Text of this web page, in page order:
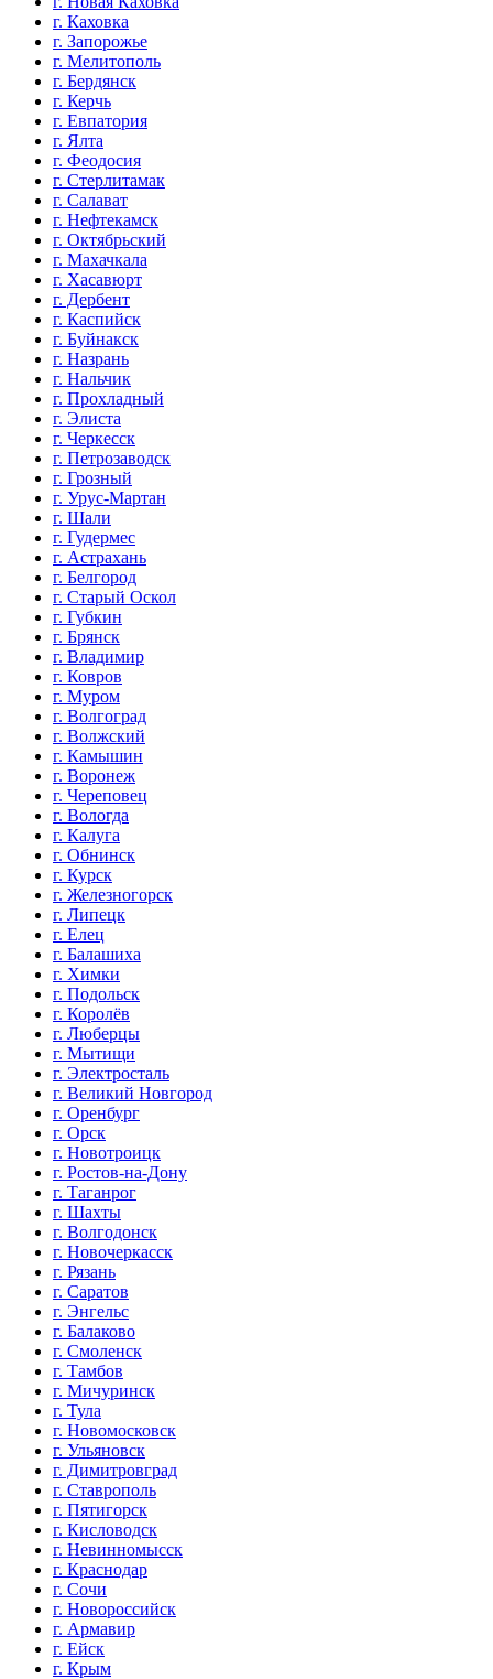
г. Каховка
г. Запорожье
г. Мелитополь
г. Бердянск
г. Керчь
г. Евпатория
г. Ялта
г. Феодосия
г. Стерлитамак
г. Салават
г. Нефтекамск
г. Октябрьский
г. Махачкала
г. Хасавюрт
г. Дербент
г. Каспийск
г. Буйнакск
г. Назрань
г. Нальчик
г. Прохладный
г. Элиста
г. Черкесск
г. Петрозаводск
г. Грозный
г. Урус-Мартан
г. Шали
г. Гудермес
г. Астрахань
г. Белгород
г. Старый Оскол
г. Губкин
г. Брянск
г. Владимир
г. Ковров
г. Муром
г. Волгоград
г. Волжский
г. Камышин
г. Воронеж
г. Череповец
г. Вологда
г. Калуга
г. Обнинск
г. Курск
г. Железногорск
г. Липецк
г. Елец
г. Балашиха
г. Химки
г. Подольск
г. Королёв
г. Люберцы
г. Мытищи
г. Электросталь
г. Великий Новгород
г. Оренбург
г. Орск
г. Новотроицк
г. Ростов-на-Дону
г. Таганрог
г. Шахты
г. Волгодонск
г. Новочеркасск
г. Рязань
г. Саратов
г. Энгельс
г. Балаково
г. Смоленск
г. Тамбов
г. Мичуринск
г. Тула
г. Новомосковск
г. Ульяновск
г. Димитровград
г. Ставрополь
г. Пятигорск
г. Кисловодск
г. Невинномысск
г. Краснодар
г. Сочи
г. Новороссийск
г. Армавир
г. Ейск
г. Крым